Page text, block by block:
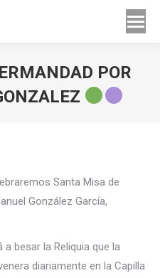
POR
Santa Misa de
González García,
besar la Reliquia que la
diariamente en la Capilla